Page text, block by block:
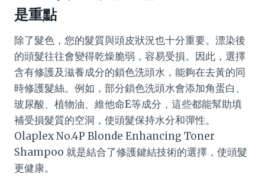
是重點
除了髮色，您的髮質與頭皮狀況也十分重要。漂染後
的頭髮往往會變得乾燥脆弱，容易受損。因此，選擇
含有修護及滋養成分的鎖色洗頭水，能夠在去黃的同
時修護髮絲。例如，部分鎖色洗頭水會添加角蛋白、
玻尿酸、植物油、維他命E等成分，這些都能幫助填
補受損髮質的空洞，使頭髮保持水分和彈性。
Olaplex No.4P Blonde Enhancing Toner
Shampoo 就是結合了修護鍵結技術的選擇，使頭髮
更健康。